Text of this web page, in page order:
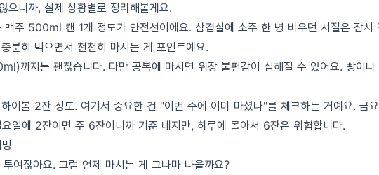
으니까, 실제 상황별로 정리해볼게요.
맥주 500ml 캔 1개 정도가 안전선이에요. 삼겹살에 소주 한 병 비우던 시절은 잠시
분히 먹으면서 천천히 마시는 게 포인트예요.
까지는 괜찮습니다. 다만 공복에 마시면 위장 불편감이 심해질 수 있어요. 빵이나
이볼 2잔 정도. 여기서 중요한 건 "이번 주에 이미 마셨나"를 체크하는 거예요. 금
일에 2잔이면 주 6잔이니까 기준 내지만, 하루에 몰아서 6잔은 위험합니다.
여잖아요. 그럼 언제 마시는 게 그나마 나을까요?